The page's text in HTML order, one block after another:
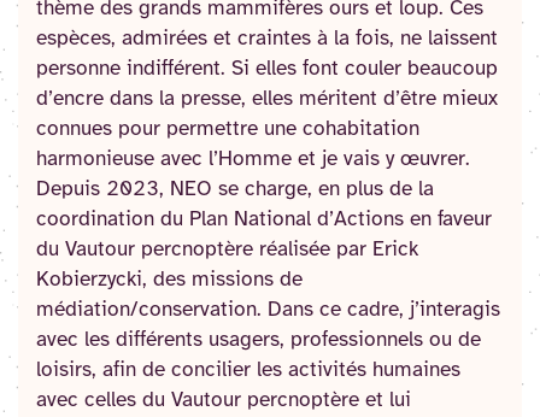
thème des grands mammifères ours et loup. Ces
espèces, admirées et craintes à la fois, ne laissent
personne indifférent. Si elles font couler beaucoup
d’encre dans la presse, elles méritent d’être mieux
connues pour permettre une cohabitation
harmonieuse avec l’Homme et je vais y œuvrer.
Depuis 2023, NEO se charge, en plus de la
coordination du Plan National d’Actions en faveur
du Vautour percnoptère réalisée par Erick
Kobierzycki, des missions de
médiation/conservation. Dans ce cadre, j’interagis
avec les différents usagers, professionnels ou de
loisirs, afin de concilier les activités humaines
avec celles du Vautour percnoptère et lui